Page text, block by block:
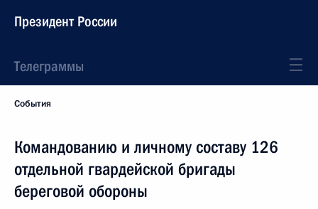
Президент России
Телеграммы
События
Командованию и личному составу 126
отдельной гвардейской бригады
береговой обороны